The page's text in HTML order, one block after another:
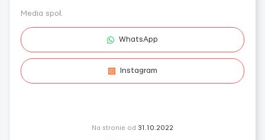
Media społ.
WhatsApp
Instagram
Na stronie od 31.10.2022